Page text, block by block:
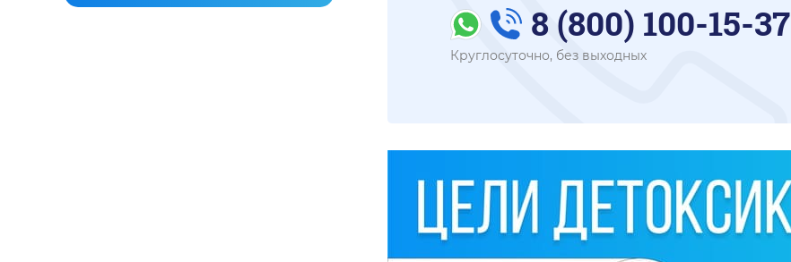
8 (800) 100-15-37
Круглосуточно, без выходных